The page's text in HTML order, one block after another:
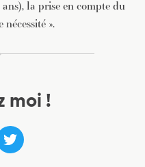
la prise en compte du
».
moi !